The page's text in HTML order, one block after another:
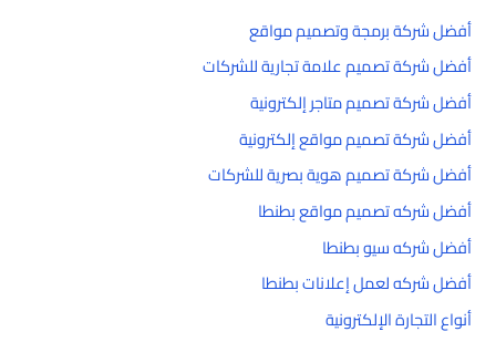
أفضل شركة برمجة وتصميم مواقع
أفضل شركة تصميم علامة تجارية للشركات
أفضل شركة تصميم متاجر إلكترونية
أفضل شركة تصميم مواقع إلكترونية
أفضل شركة تصميم هوية بصرية للشركات
أفضل شركه تصميم مواقع بطنطا
أفضل شركه سيو بطنطا
أفضل شركه لعمل إعلانات بطنطا
أنواع التجارة الإلكترونية